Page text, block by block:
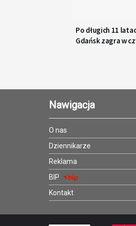
Po długich 11
Gdańsk zagra w
Nawigacja
O nas
Dziennikarze
Reklama
BIP
Kontakt